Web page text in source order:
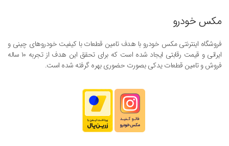
مکس خودرو
فروشگاه اینترنتی مکس خودرو با هدف تامین قطعات با کیفیت خودروهای چینی و
ایرانی و قیمت رقابتی ایجاد شده است که برای تحقق این هدف از تجربه ۱۰ ساله
فروش و تامین قطعات یدکی بصورت حضوری بهره گرفته شده است.